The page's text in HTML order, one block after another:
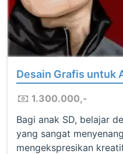
Desain Grafis untuk
1.300.000,-
Bagi anak SD, belajar
yang sangat
mengekspresikan